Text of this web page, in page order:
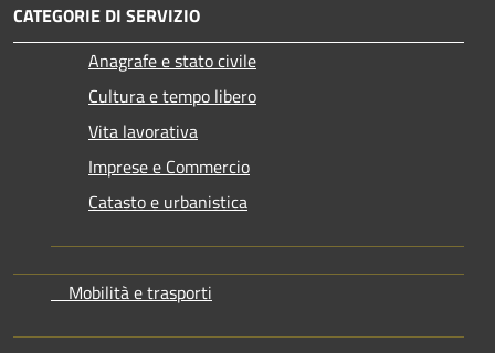
CATEGORIE DI SERVIZIO
Anagrafe e stato civile
Cultura e tempo libero
Vita lavorativa
Imprese e Commercio
Catasto e urbanistica
Mobilità e trasporti